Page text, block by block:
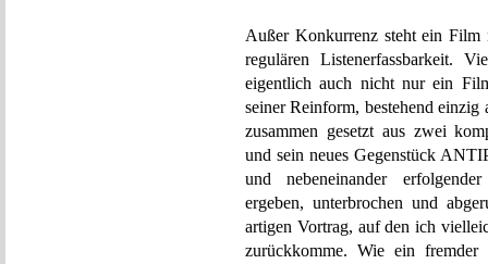
Außer Konkurrenz steht ein Film
regulären Listenerfassbarkeit.
eigentlich auch nicht nur ein
seiner Reinform, bestehend
zusammen gesetzt aus zwei
und sein neues Gegenstück
und nebeneinander
ergeben, unterbrochen und
artigen Vortrag, auf den ich
zurückkomme. Wie ein